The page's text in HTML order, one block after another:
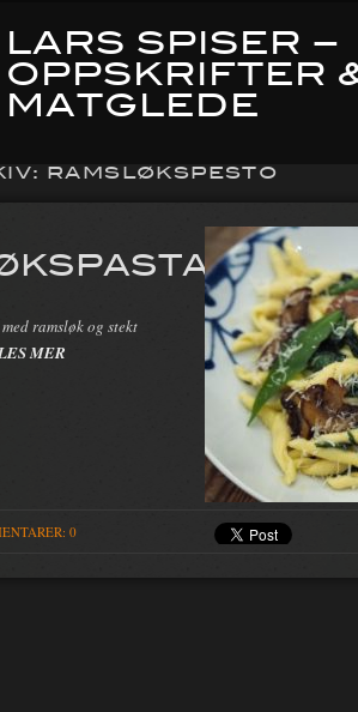
LARS SPISER –
OPPSKRIFTER
MATGLEDE
RAMSLØKSPESTO
ramsløk og stekt
MER
0